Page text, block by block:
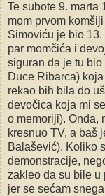
Te subote 9. marta
mom prvom
Simoviću je bio
par momčića i
siguran da je tu
Duce Ribarca)
rekao bih bila do
devočica koja mi
o memoriji). Onda,
kresnuo TV, a baš
Balašević). Koliko
demonstracije,
zakleo da su bile
jer se sećam